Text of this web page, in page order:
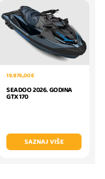
19.876,00 €
SEADOO 2026. GODINA
GTX 170
SAZNAJ VIŠE